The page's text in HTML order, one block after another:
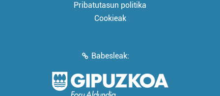
Pribatutasun politika
Cookieak
Babesleak: